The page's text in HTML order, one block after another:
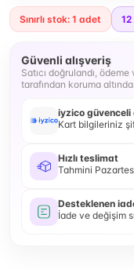
Sınırlı stok: 1 adet 12
Güvenli alışveriş
Satıcı doğrulandı,
tarafından koruma
iyzico güvenceli
Kart bilgileriniz
Hızlı teslimat
Tahmini
Desteklenen
İade ve değişim